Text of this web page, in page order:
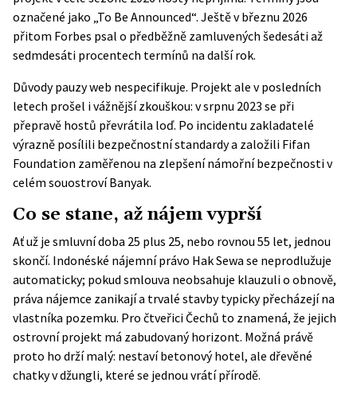
označené jako „To Be Announced“. Ještě v březnu 2026
přitom Forbes psal o předběžně zamluvených šedesáti až
sedmdesáti procentech termínů na další rok.
Důvody pauzy web nespecifikuje. Projekt ale v posledních
letech prošel i vážnější zkouškou: v srpnu 2023 se při
přepravě hostů převrátila loď. Po incidentu zakladatelé
výrazně posílili bezpečnostní standardy a založili Fifan
Foundation zaměřenou na zlepšení námořní bezpečnosti v
celém souostroví Banyak.
Co se stane, až nájem vyprší
Ať už je smluvní doba 25 plus 25, nebo rovnou 55 let, jednou
skončí. Indonéské nájemní právo Hak Sewa se neprodlužuje
automaticky; pokud smlouva neobsahuje klauzuli o obnově,
práva nájemce zanikají a trvalé stavby typicky přecházejí na
vlastníka pozemku. Pro čtveřici Čechů to znamená, že jejich
ostrovní projekt má zabudovaný horizont. Možná právě
proto ho drží malý: nestaví betonový hotel, ale dřevěné
chatky v džungli, které se jednou vrátí přírodě.